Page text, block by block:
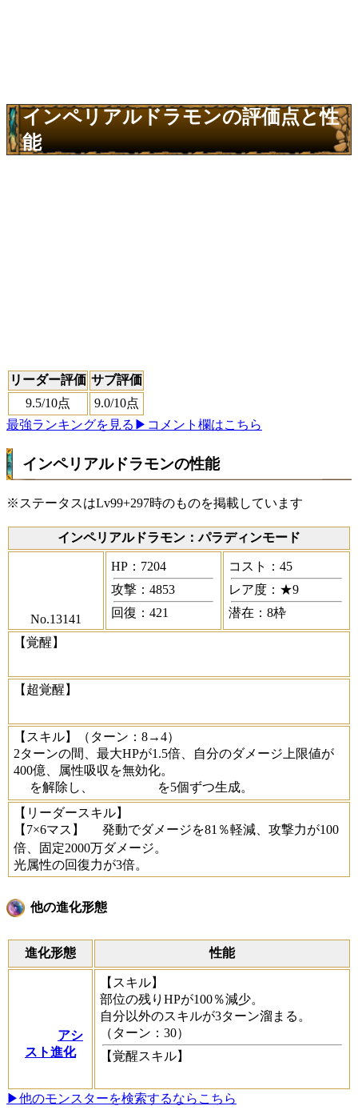
インペリアルドラモンの評価点と性
能
リーダー評価 サブ評価
9.5/10点 9.0/10点
最強ランキングを見る ▶コメント欄はこちら
インペリアルドラモンの性能
※ステータスはLv99+297時のものを掲載しています
インペリアルドラモン：パラディンモード
No.13141
HP：7204
攻撃：4853
回復：421
コスト：45
レア度：★9
潜在：8枠
【覚醒】
【超覚醒】
【スキル】
（ターン：8→4）
2ターンの間、最大HPが1.5倍、自分のダメージ上限値が
400億、属性吸収を無効化。
を解除し、
を5個ずつ生成。
【リーダースキル】
【7×6マス】
発動でダメージを81％軽減、攻撃力が100
倍、固定2000万ダメージ。
光属性の回復力が3倍。
他の進化形態
進化形態 性能
アシ
スト進化
【スキル】
部位の残りHPが100％減少。
自分以外のスキルが3ターン溜まる。
（ターン：30）
【覚醒スキル】
▶他のモンスターを検索するならこちら